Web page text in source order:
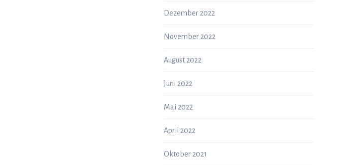
Dezember 2022
November 2022
August 2022
Juni 2022
Mai 2022
April 2022
Oktober 2021